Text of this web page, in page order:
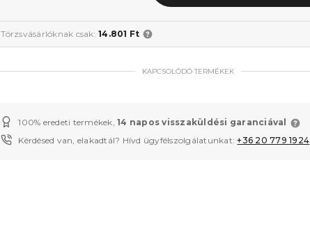
Törzsvásárlóknak csak:14.801 Ft
KAPCSOLÓDÓ TERMÉKEK
100% eredeti termékek,14 napos visszaküldési garanciával
Kérdésed van, elakadtál? Hívd ügyfélszolgálatunkat:+36 20 779 1924